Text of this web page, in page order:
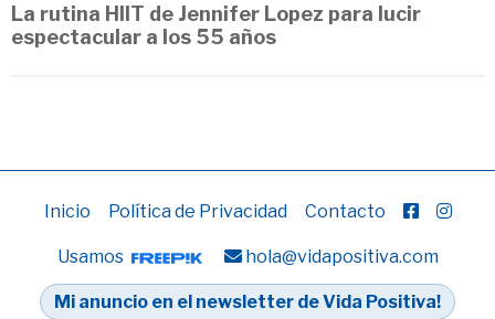
La rutina HIIT de Jennifer Lopez para lucir
espectacular a los 55 años
Inicio Política de Privacidad Contacto
Usamos hola@vidapositiva.com
Mi anuncio en el newsletter de Vida Positiva!